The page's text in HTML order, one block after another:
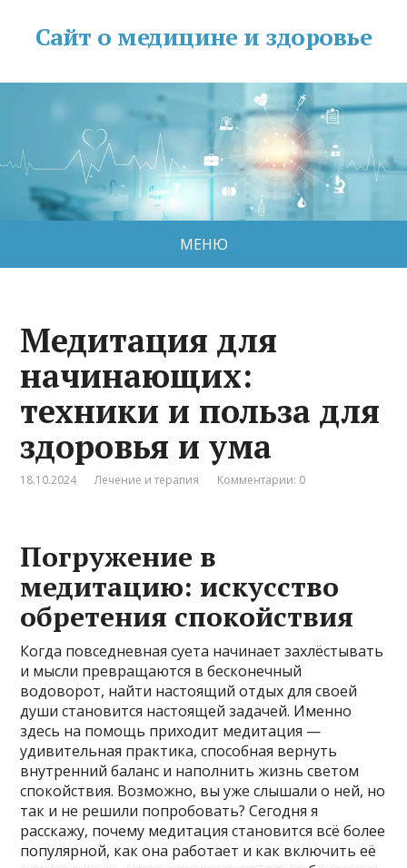
Сайт о медицине и здоровье
МЕНЮ
Медитация для
начинающих:
техники и польза для
здоровья и ума
18.10.2024 Лечение и терапия Комментарии: 0
Погружение в
медитацию: искусство
обретения спокойствия
Когда повседневная суета начинает захлёстывать
и мысли превращаются в бесконечный
водоворот, найти настоящий отдых для своей
души становится настоящей задачей. Именно
здесь на помощь приходит медитация —
удивительная практика, способная вернуть
внутренний баланс и наполнить жизнь светом
спокойствия. Возможно, вы уже слышали о ней, но
так и не решили попробовать? Сегодня я
расскажу, почему медитация становится всё более
популярной, как она работает и как включить её